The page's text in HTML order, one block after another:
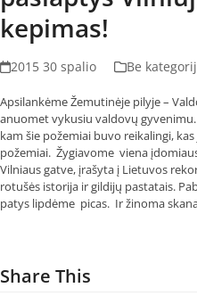
kepimas!
2015 30 spalio Be
Apsilankėme Žemutinėje pilyje –
anuomet vykusiu valdovų
kam šie požemiai buvo reikalingi,
požemiai. Žygiavome viena
Vilniaus gatve, įrašyta į Lietuvos
rotušės istorija ir gildijų pastatais.
patys lipdėme picas. Ir žinoma
Share This